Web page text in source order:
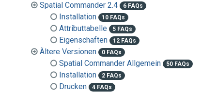
Spatial Commander 2.4 6 FAQs
Installation 10 FAQs
Attributtabelle 5 FAQs
Eigenschaften 12 FAQs
Ältere Versionen 0 FAQs
Spatial Commander Allgemein 50 FAQs
Installation 2 FAQs
Drucken 4 FAQs